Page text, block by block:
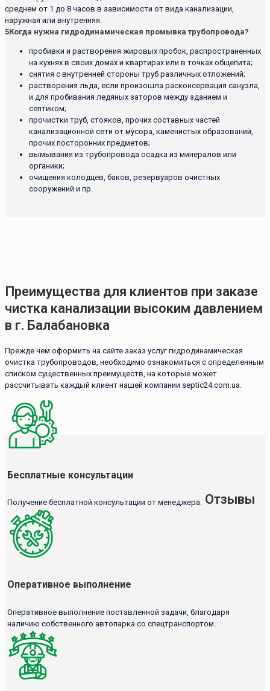
среднем от 1 до 8 часов в зависимости от вида канализации,
наружная или внутренняя.
5Когда нужна гидродинамическая промывка трубопровода?
пробивки и растворения жировых пробок, распространенных
на кухнях в своих домах и квартирах или в точках общепита;
снятия с внутренней стороны труб различных отложений;
растворения льда, если произошла расконсервация санузла,
и для пробивания ледяных заторов между зданием и
септиком;
прочистки труб, стояков, прочих составных частей
канализационной сети от мусора, каменистых образований,
прочих посторонних предметов;
вымывания из трубопровода осадка из минералов или
органики;
очищения колодцев, баков, резервуаров очистных
сооружений и пр.
Преимущества для клиентов при заказе
чистка канализации высоким давлением
в г. Балабановка
Прежде чем оформить на сайте заказ услуг гидродинамическая
очистка трубопроводов, необходимо ознакомиться с определенным
списком существенных преимуществ, на которые может
рассчитывать каждый клиент нашей компании septic24.com.ua.
Бесплатные консультации
Получение бесплатной консультации от менеджера.
Оперативное выполнение
Оперативное выполнение поставленной задачи, благодаря
наличию собственного автопарка со спецтранспортом.
Отзывы